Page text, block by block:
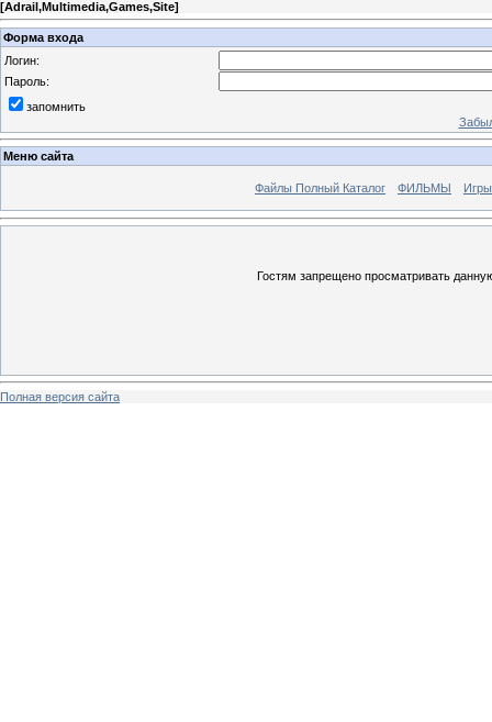
[Adrail,Multimedia,Games,Site]
Форма входа
Логин:
Пароль:
запомнить
Меню сайта
Файлы Полный Каталог ФИЛЬМЫ
Гостям запрещено просматривать
Полная версия сайта